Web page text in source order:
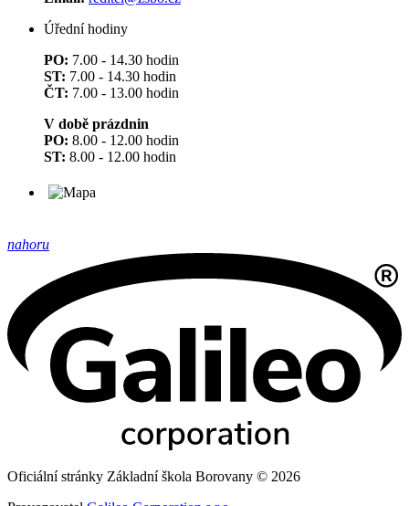
Úřední hodiny
PO: 7.00 - 14.30 hodin
ST: 7.00 - 14.30 hodin
ČT: 7.00 - 13.00 hodin
V době prázdnin
PO: 8.00 - 12.00 hodin
ST: 8.00 - 12.00 hodin
nahoru
Oficiální stránky Základní škola Borovany © 2026